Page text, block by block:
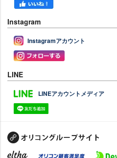
Instagram
Instagramアカウント
LINE
LINEアカウントメディア